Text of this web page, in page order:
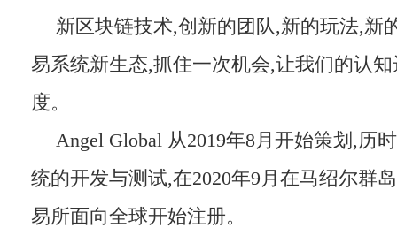
新区块链技术,创新的团队,新的玩法,新
易系统新生态,抓住一次机会,让我们的认
度。
Angel Global 从2019年8月开始策划,历
统的开发与测试,在2020年9月在马绍尔群
易所面向全球开始注册。